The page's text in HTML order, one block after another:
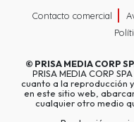
Contacto comercial
© PRISA MEDIA CORP
PRISA MEDIA CORP
cuanto a la reproducción
en este sitio web,
cualquier otro medio